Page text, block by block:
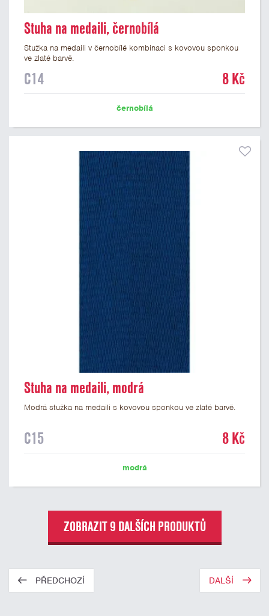
Stuha na medaili, černobílá
Stužka na medaili v černobílé kombinaci s kovovou sponkou
ve zlaté barvě.
C14 8 Kč
černobílá
Stuha na medaili, modrá
Modrá stužka na medaili s kovovou sponkou ve zlaté barvě.
C15 8 Kč
modrá
ZOBRAZIT 9 DALŠÍCH PRODUKTŮ
PŘEDCHOZÍ DALŠÍ